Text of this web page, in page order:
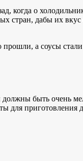
когда о
стран, дабы их
прошли, а соусы
должны быть очень
для приготовления